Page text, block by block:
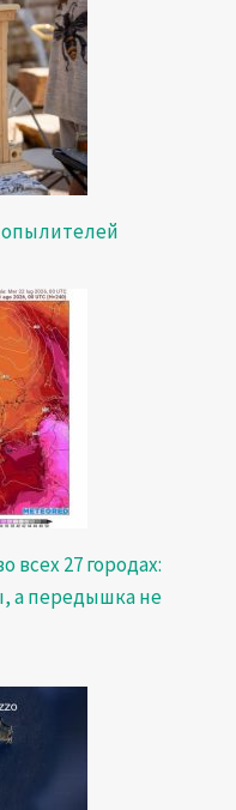
опылителей
всех 27 городах:
а передышка не